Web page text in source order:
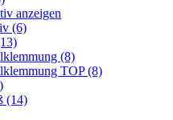
anzeigen
(6)
(8)
TOP (8)
(14)